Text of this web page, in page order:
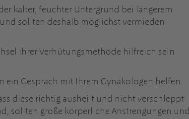
kalter, feuchter Untergrund bei längerem
sollten deshalb möglichst vermieden
Ihrer Verhütungsmethode hilfreich sein
ein Gespräch mit Ihrem Gynäkologen helfen.
diese richtig ausheilt und nicht verschleppt
sollten große körperliche Anstrengungen und